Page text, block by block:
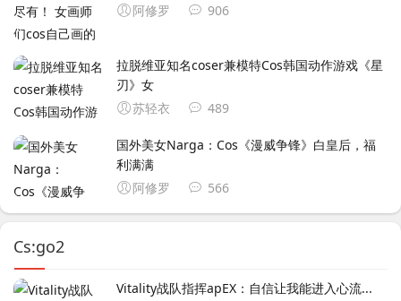
阿修罗
906
拉脱维亚知名coser兼模特Cos韩国动作游戏《星
刃》女
苏轻衣
489
国外美女Narga：Cos《漫威争锋》白皇后，福
利满满
阿修罗
566
Cs:go2
Vitality战队指挥apEX：自信让我能进入心流...